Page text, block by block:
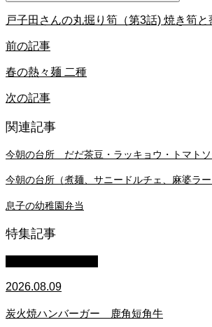
戸子田さんの丸掘り筍（第3話) 焼き筍と
前の記事
春の熱々麺 二種
次の記事
関連記事
今朝の台所 だだ茶豆・ラッキョウ・トマトソ
今朝の台所（煮麺、サニードルチェ、麻婆ラ
息子の幼稚園弁当
特集記事
2026.08.09
炭火焼ハンバーガー 鹿角短角牛